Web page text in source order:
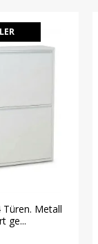
Türen. Metall
ge...